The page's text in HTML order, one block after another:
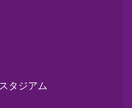
タジアム